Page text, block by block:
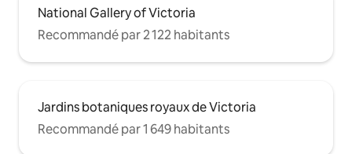
National Gallery of Victoria
Recommandé par 2 122 habitants
Jardins botaniques royaux de Victoria
Recommandé par 1 649 habitants